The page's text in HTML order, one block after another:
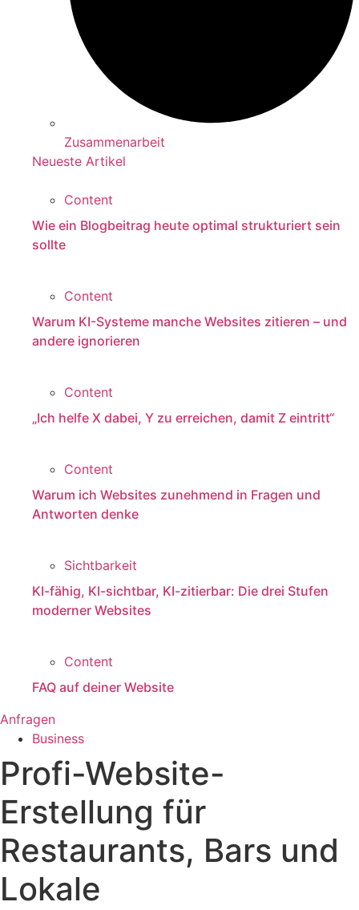
Zusammenarbeit
Neueste Artikel
Content
Wie ein Blogbeitrag heute optimal strukturiert sein
sollte
Content
Warum KI-Systeme manche Websites zitieren – und
andere ignorieren
Content
„Ich helfe X dabei, Y zu erreichen, damit Z eintritt“
Content
Warum ich Websites zunehmend in Fragen und
Antworten denke
Sichtbarkeit
KI-fähig, KI-sichtbar, KI-zitierbar: Die drei Stufen
moderner Websites
Content
FAQ auf deiner Website
Anfragen
Business
Profi-Website-
Erstellung für
Restaurants, Bars und
Lokale